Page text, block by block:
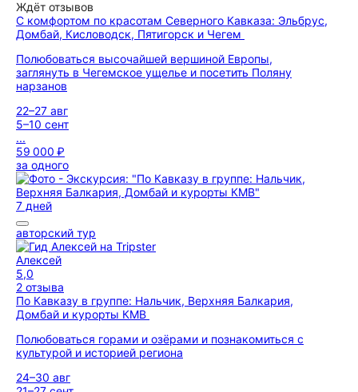
Ждёт отзывов
С комфортом по красотам Северного Кавказа: Эльбрус,
Домбай, Кисловодск, Пятигорск и Чегем
Полюбоваться высочайшей вершиной Европы,
заглянуть в Чегемское ущелье и посетить Поляну
нарзанов
22–27 авг
5–10 сент
...
59 000 ₽
за одного
7 дней
авторский тур
Алексей
5,0
2 отзыва
По Кавказу в группе: Нальчик, Верхняя Балкария,
Домбай и курорты КМВ
Полюбоваться горами и озёрами и познакомиться с
культурой и историей региона
24–30 авг